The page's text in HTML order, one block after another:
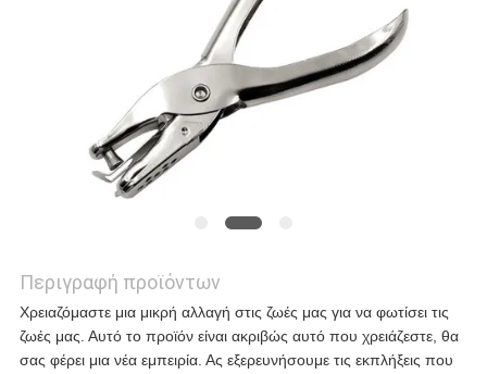
ΖΗΤΉΣΤΕ
SITEMAP
Περιγραφή προϊόντων
Χρειαζόμαστε μια μικρή αλλαγή στις ζωές μας για να φωτίσει τις
ζωές μας. Αυτό το προϊόν είναι ακριβώς αυτό που χρειάζεστε, θα
σας φέρει μια νέα εμπειρία. Ας εξερευνήσουμε τις εκπλήξεις που